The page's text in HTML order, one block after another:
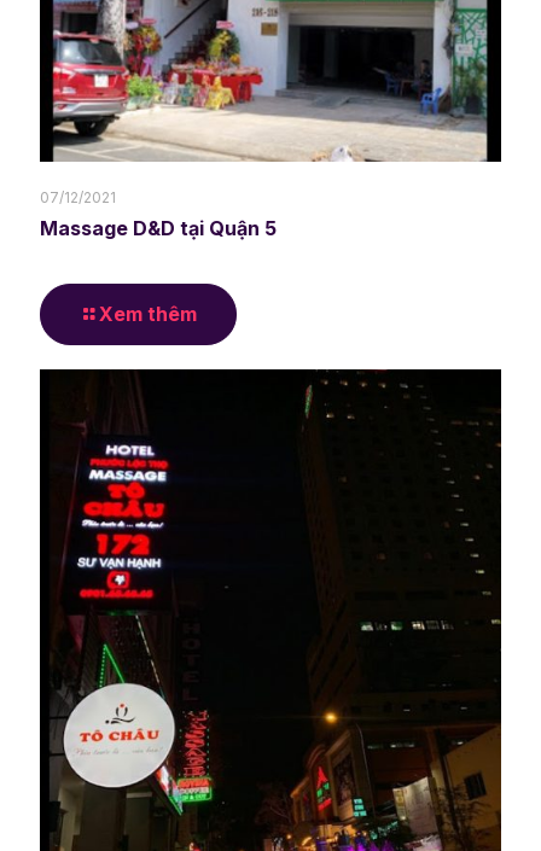
07/12/2021
Massage D&D tại Quận 5
Xem thêm